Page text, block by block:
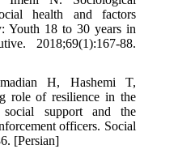
health and factors
Youth 18 to 30 years in
2018;69(1):167-88.
H, Hashemi T,
role of resilience in the
social support and the
officers. Social
[Persian]